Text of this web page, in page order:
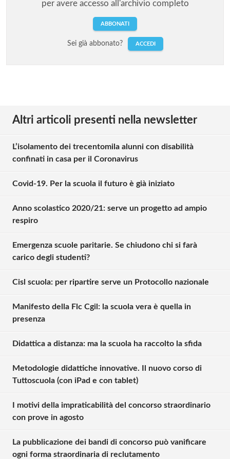
per avere accesso all'archivio completo
ABBONATI
Sei già abbonato? ACCEDI
Altri articoli presenti nella newsletter
L’isolamento dei trecentomila alunni con disabilità
confinati in casa per il Coronavirus
Covid-19. Per la scuola il futuro è già iniziato
Anno scolastico 2020/21: serve un progetto ad ampio
respiro
Emergenza scuole paritarie. Se chiudono chi si farà
carico degli studenti?
Cisl scuola: per ripartire serve un Protocollo nazionale
Manifesto della Flc Cgil: la scuola vera è quella in
presenza
Didattica a distanza: ma la scuola ha raccolto la sfida
Metodologie didattiche innovative. Il nuovo corso di
Tuttoscuola (con iPad e con tablet)
I motivi della impraticabilità del concorso straordinario
con prove in agosto
La pubblicazione dei bandi di concorso può vanificare
ogni forma straordinaria di reclutamento